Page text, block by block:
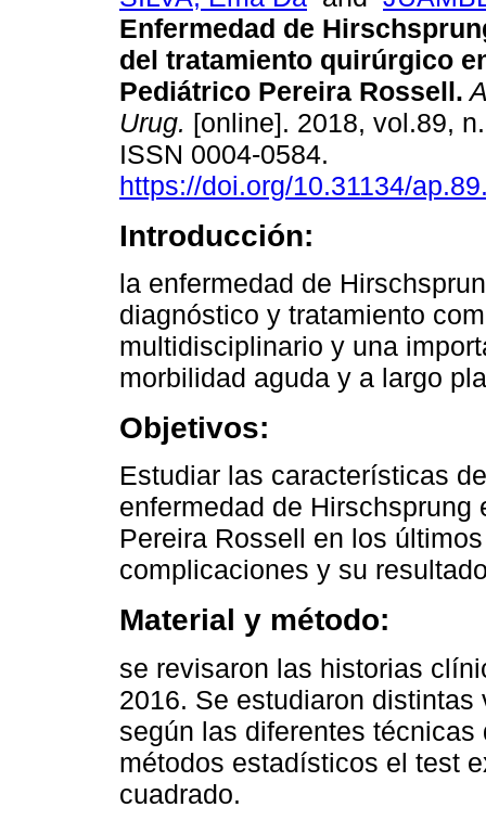
Enfermedad de
del tratamiento quirúrgico
Pediátrico Pereira Rossell.
Urug. [online]. 2018, vol.89,
ISSN 0004-0584.
https://doi.org/10.31134/
Introducción:
la enfermedad de
diagnóstico y tratamiento
multidisciplinario y una
morbilidad aguda y a largo
Objetivos:
Estudiar las características
enfermedad de
Pereira Rossell en los
complicaciones y su
Material y método:
se revisaron las historias
2016. Se estudiaron
según las diferentes
métodos estadísticos el test
cuadrado.